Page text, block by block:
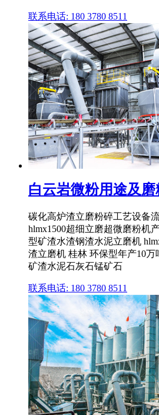
联系电话: 180 3780 8511
白云岩微粉用途及
碳化高炉渣立磨粉碎工艺设备
hlmx1500超细立磨超微磨粉机
型矿渣水渣钢渣水泥立磨机
渣立磨机 桂林 环保型年产10
矿渣水泥石灰石锰矿石
联系电话: 180 3780 8511